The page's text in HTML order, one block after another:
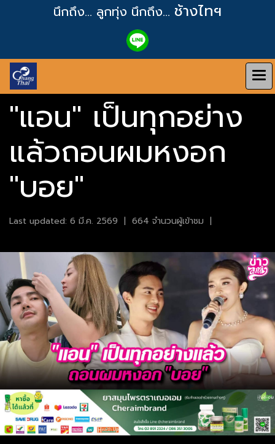
นึกถึง... ลูกทุ่ง นึกถึง... ช้างไทฯ
"แอน" เป็นทุกอย่าง
แล้วถอนผมหงอก
"บอย"
Last updated: 6 มี.ค. 2569 | 664 จำนวนผู้เข้าชม |